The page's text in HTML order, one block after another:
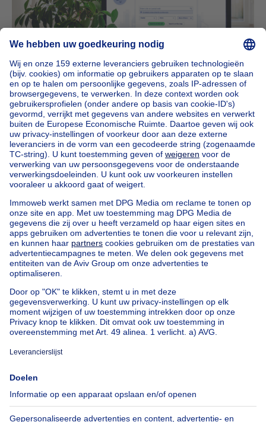
Deel per e-mailDelen op XDelen op Facebook
Onze huizen buiten BelgiëHuis te koop Frankrijk
Huis te koop Spanje
Huis te koop Italië
Huis te koop Luxemburg
Huis te koop Nederland
Goedkoop vastgoedGoedkoop huis te koop
Goedkope appartementen te huur
Onze huurwoningen met slaapkamers
Appartement te koop met 3 slaapkamers Oostende
Huis te koop met 3 slaapkamers Stene
Huis te koop met 3 slaapkamers Deurne
Immoweb
Pers
Jobs
Axel Springer Group
Belfius
Verzekeringen